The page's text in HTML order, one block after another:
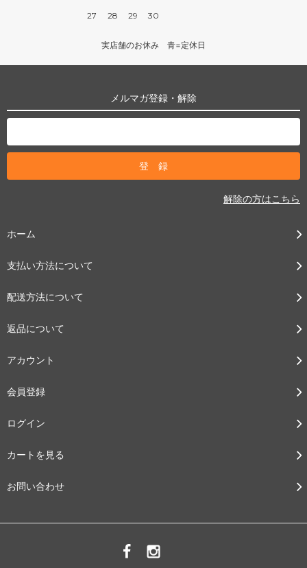
27
28 29 30
実店舗のお休み 青=定休日
メルマガ登録・解除
解除の方はこちら
ホーム
支払い方法について
配送方法について
返品について
アカウント
会員登録
ログイン
カートを見る
お問い合わせ